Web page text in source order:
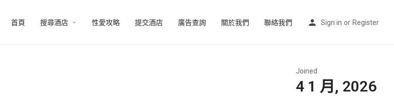
首頁 搜尋酒店 arrow_drop_down 性愛攻略 提交酒店 廣告查詢 關於我們 聯絡我們 Sign in or Register
Joined
4 1 月, 2026